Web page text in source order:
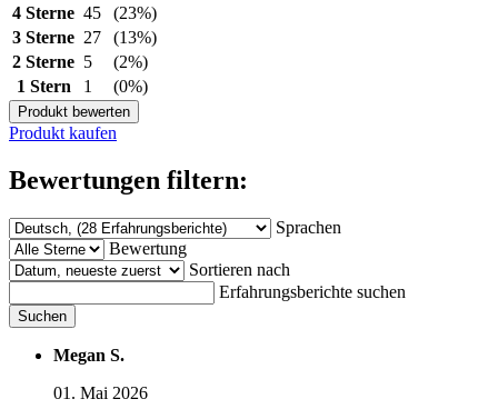
4 Sterne 45
(23%)
3 Sterne 27
(13%)
2 Sterne 5
(2%)
1 Stern
1 (0%)
Produkt bewerten
Produkt kaufen
Bewertungen filtern:
Sprachen
Bewertung
Sortieren nach
Erfahrungsberichte suchen
Suchen
Megan S.
01. Mai 2026